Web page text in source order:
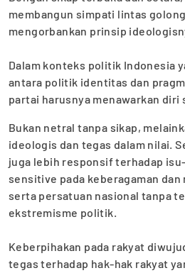
membangun simpati lintas
mengorbankan prinsip
‎Dalam konteks politik Indonesia
antara politik identitas dan
partai harusnya menawarkan diri
Bukan netral tanpa sikap,
ideologis dan tegas dalam nilai.
juga lebih responsif terhadap
sensitive pada keberagaman
serta persatuan nasional tanpa
ekstremisme politik.
‎Keberpihakan pada rakyat
tegas terhadap hak-hak rakyat